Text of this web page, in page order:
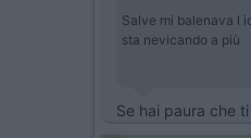
Salve mi balenava l
sta nevicando a più
Se hai paura che